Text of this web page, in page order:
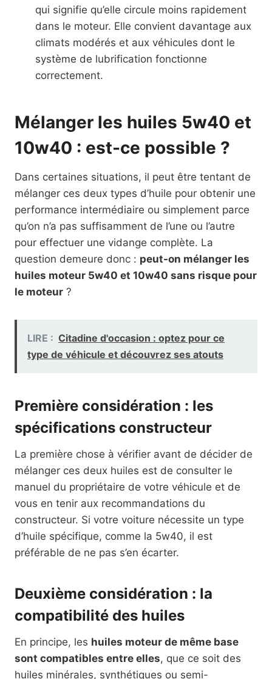
qui signifie qu’elle circule moins rapidement
dans le moteur. Elle convient davantage aux
climats modérés et aux véhicules dont le
système de lubrification fonctionne
correctement.
Mélanger les huiles 5w40 et
10w40 : est-ce possible ?
Dans certaines situations, il peut être tentant de
mélanger ces deux types d’huile pour obtenir une
performance intermédiaire ou simplement parce
qu’on n’a pas suffisamment de l’une ou l’autre
pour effectuer une vidange complète. La
question demeure donc : peut-on mélanger les
huiles moteur 5w40 et 10w40 sans risque pour
le moteur ?
LIRE : Citadine d'occasion : optez pour ce
type de véhicule et découvrez ses atouts
Première considération : les
spécifications constructeur
La première chose à vérifier avant de décider de
mélanger ces deux huiles est de consulter le
manuel du propriétaire de votre véhicule et de
vous en tenir aux recommandations du
constructeur. Si votre voiture nécessite un type
d’huile spécifique, comme la 5w40, il est
préférable de ne pas s’en écarter.
Deuxième considération : la
compatibilité des huiles
En principe, les huiles moteur de même base
sont compatibles entre elles, que ce soit des
huiles minérales, synthétiques ou semi-